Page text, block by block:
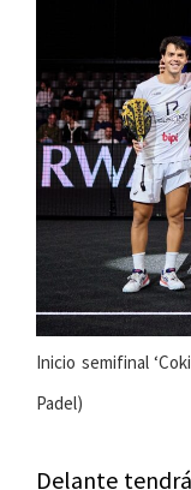
Inicio semifinal
Padel)
Delante